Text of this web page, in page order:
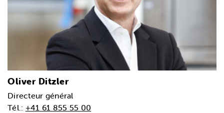
Oliver Ditzler
Directeur général
Tél.: +41 61 855 55 00